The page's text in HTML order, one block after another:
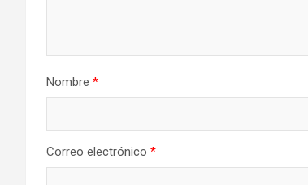
Nombre *
Correo electrónico *